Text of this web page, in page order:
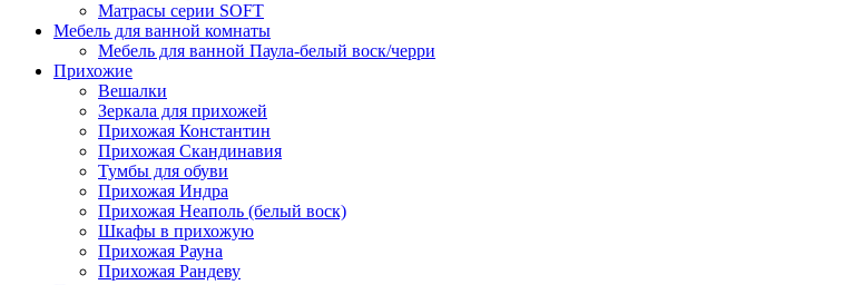
Матрасы серии SOFT
Мебель для ванной комнаты
Мебель для ванной Паула-белый воск/черри
Прихожие
Вешалки
Зеркала для прихожей
Прихожая Константин
Прихожая Скандинавия
Тумбы для обуви
Прихожая Индра
Прихожая Неаполь (белый воск)
Шкафы в прихожую
Прихожая Рауна
Прихожая Рандеву